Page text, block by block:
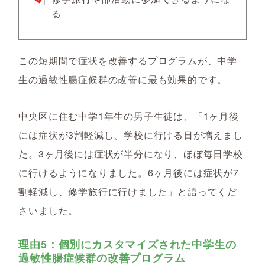
る
この短期間で症状を改善するプログラムが、中学
生の過敏性腸症候群の改善に最も効果的です。
中央区に住む中学1年生の男子生徒は、「1ヶ月後
には症状が3割軽減し、学校に行ける日が増えまし
た。3ヶ月後には症状が半分になり、ほぼ毎日学校
に行けるようになりました。6ヶ月後には症状が7
割軽減し、修学旅行に行けました」と語ってくだ
さいました。
理由5：個別にカスタマイズされた中学生の
過敏性腸症候群の改善プログラム